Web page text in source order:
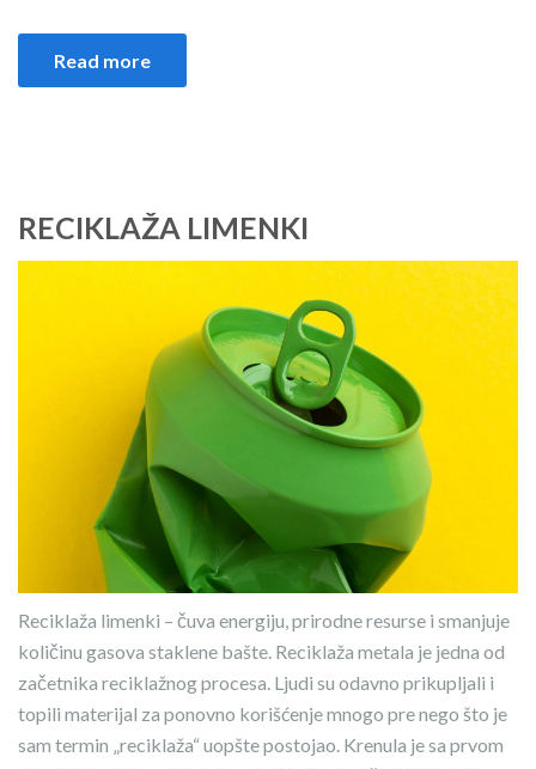
Read more
RECIKLAŽA LIMENKI
Reciklaža limenki – čuva energiju, prirodne resurse i smanjuje
količinu gasova staklene bašte. Reciklaža metala je jedna od
začetnika reciklažnog procesa. Ljudi su odavno prikupljali i
topili materijal za ponovno korišćenje mnogo pre nego što je
sam termin „reciklaža“ uopšte postojao. Krenula je sa prvom